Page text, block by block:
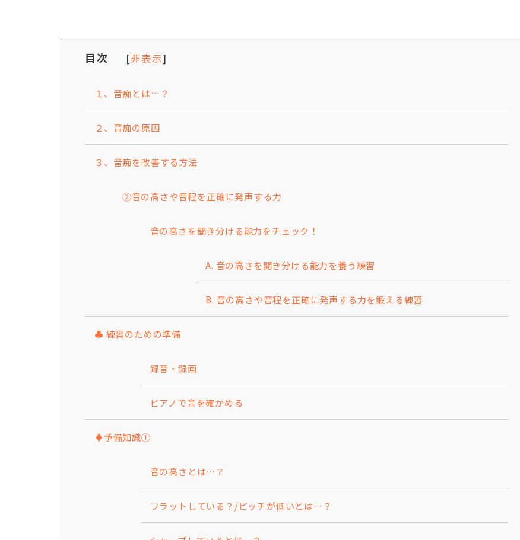
目次 [非表示]
１、音痴とは…？
２、音痴の原因
３、音痴を改善する方法
②音の高さや音程を正確に発声する力
音の高さを聞き分ける能力をチェック！
A. 音の高さを聞き分ける能力を養う練習
B. 音の高さや音程を正確に発声する力を鍛える練習
♣ 練習のための準備
録音・録画
ピアノで音を確かめる
♦予備知識①
音の高さとは…？
フラットしている？/ピッチが低いとは…？